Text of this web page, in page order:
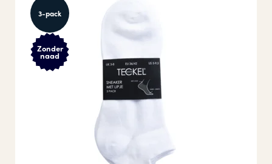
3-pack
Zonder
naad